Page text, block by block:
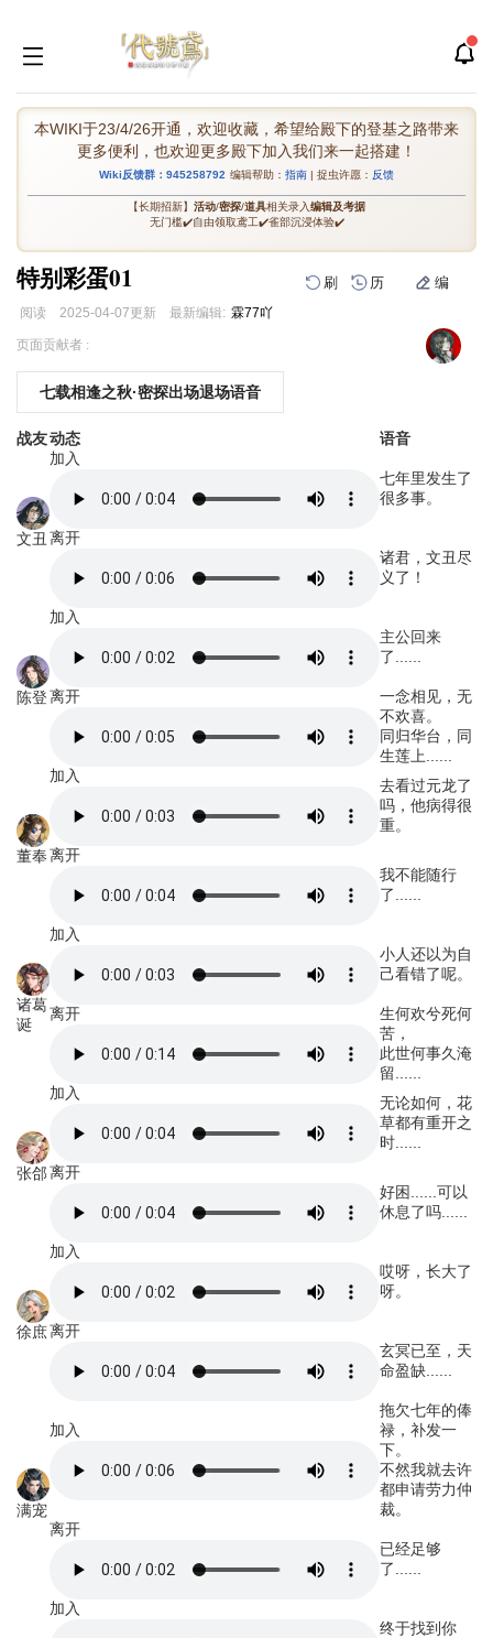
本WIKI于23/4/26开通，欢迎收藏，希望给殿下的登基之路带来
更多便利，也欢迎更多殿下加入我们来一起搭建！
Wiki反馈群：945258792 编辑帮助： 指南 | 捉虫许愿： 反馈
【长期招新】 活动/密探/道具相关录入编辑及考据
无门槛✔️自由领取鸢工✔️雀部沉浸体验✔️
特别彩蛋01 刷 历 编
阅读 2025-04-07更新 最新编辑: 霖77吖
跳
跳
页面贡献者 :
七载相逢之秋·密探出场退场语音
战友动态 语音
文丑
加入
七年里发生了
很多事。
离开
诸君，文丑尽
义了！
陈登
加入
主公回来
了......
离开
一念相见，无
不欢喜。
同归华台，同
生莲上......
董奉
加入
去看过元龙了
吗，他病得很
重。
离开
我不能随行
了......
诸葛
诞
加入
小人还以为自
己看错了呢。
离开
生何欢兮死何
苦，
此世何事久淹
留......
张郃
加入
无论如何，花
草都有重开之
时......
离开
好困......可以
休息了吗......
徐庶
加入
哎呀，长大了
呀。
离开
玄冥已至，天
命盈缺......
满宠
加入
拖欠七年的俸
禄，补发一
下。
不然我就去许
都申请劳力仲
裁。
离开
已经足够
了......
加入
终于找到你